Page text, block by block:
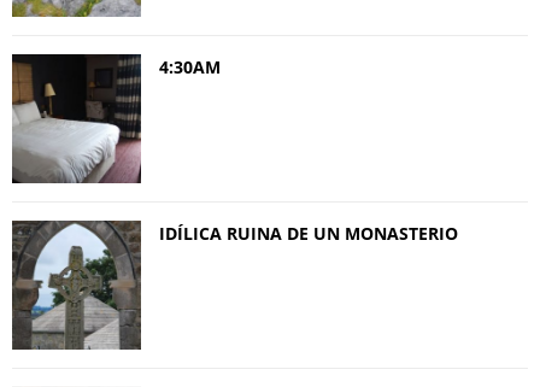
4:30AM
IDÍLICA RUINA DE UN MONASTERIO